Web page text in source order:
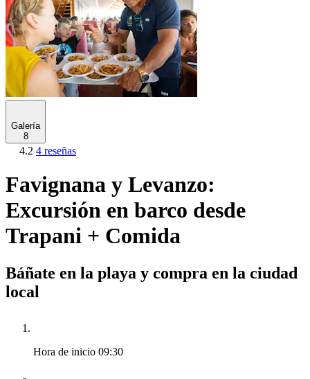
Galería
8
4.2 4 reseñas
Favignana y Levanzo:
Excursión en barco desde
Trapani + Comida
Báñate en la playa y compra en la ciudad
local
Hora de inicio 09:30